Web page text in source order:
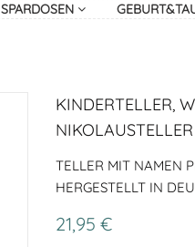
SPARDOSEN
KINDERTELLER,
NIKOLAUSTELLER
TELLER MIT NAMEN
HERGESTELLT IN
21,95 €